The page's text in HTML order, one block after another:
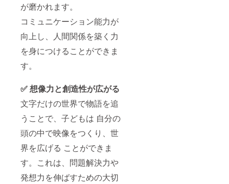
が磨かれます。
コミュニケーション能力が
向上し、人間関係を築く力
を身につけることができま
す。
✅ 想像力と創造性が広がる
文字だけの世界で物語を追
うことで、子どもは 自分の
頭の中で映像をつくり、世
界を広げる ことができま
す。これは、問題解決力や
発想力を伸ばすための大切